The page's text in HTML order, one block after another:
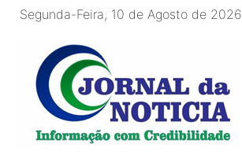
Segunda-Feira, 10 de Agosto de 2026